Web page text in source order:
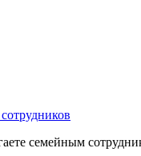
семейным